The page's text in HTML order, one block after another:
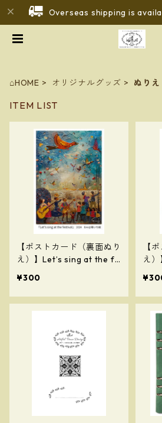
Overseas shipping is
⌂HOME オリジナルグッズ ぬりえ
ITEM LIST
【ポストカード（裏面ぬり
え）】Let’s sing at the fe
¥300
【
え